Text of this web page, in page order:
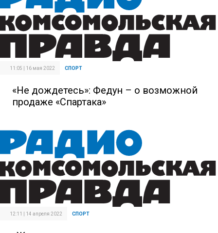
11:05 | 16 мая 2022 СПОРТ
«Не дождетесь»: Федун – о возможной
продаже «Спартака»
12:11 | 14 апреля 2022 СПОРТ